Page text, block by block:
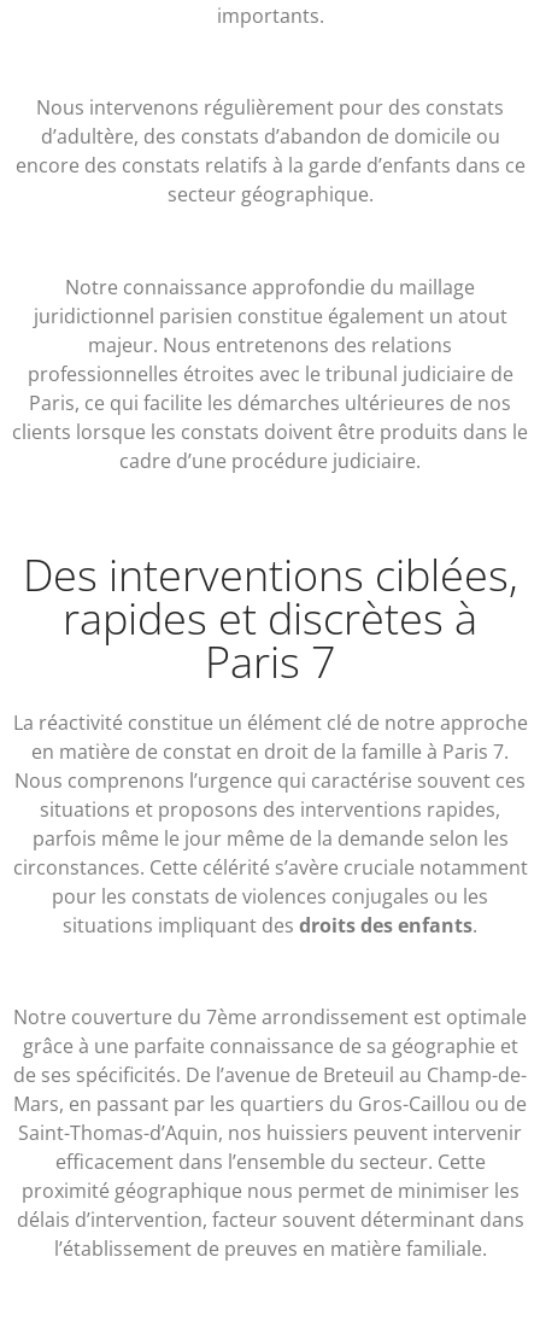
importants.
Nous intervenons régulièrement pour des constats
d’adultère, des constats d’abandon de domicile ou
encore des constats relatifs à la garde d’enfants dans ce
secteur géographique.
Notre connaissance approfondie du maillage
juridictionnel parisien constitue également un atout
majeur. Nous entretenons des relations
professionnelles étroites avec le tribunal judiciaire de
Paris, ce qui facilite les démarches ultérieures de nos
clients lorsque les constats doivent être produits dans le
cadre d’une procédure judiciaire.
Des interventions ciblées,
rapides et discrètes à
Paris 7
La réactivité constitue un élément clé de notre approche
en matière de constat en droit de la famille à Paris 7.
Nous comprenons l’urgence qui caractérise souvent ces
situations et proposons des interventions rapides,
parfois même le jour même de la demande selon les
circonstances. Cette célérité s’avère cruciale notamment
pour les constats de violences conjugales ou les
situations impliquant des droits des enfants.
Notre couverture du 7ème arrondissement est optimale
grâce à une parfaite connaissance de sa géographie et
de ses spécificités. De l’avenue de Breteuil au Champ-de-
Mars, en passant par les quartiers du Gros-Caillou ou de
Saint-Thomas-d’Aquin, nos huissiers peuvent intervenir
efficacement dans l’ensemble du secteur. Cette
proximité géographique nous permet de minimiser les
délais d’intervention, facteur souvent déterminant dans
l’établissement de preuves en matière familiale.